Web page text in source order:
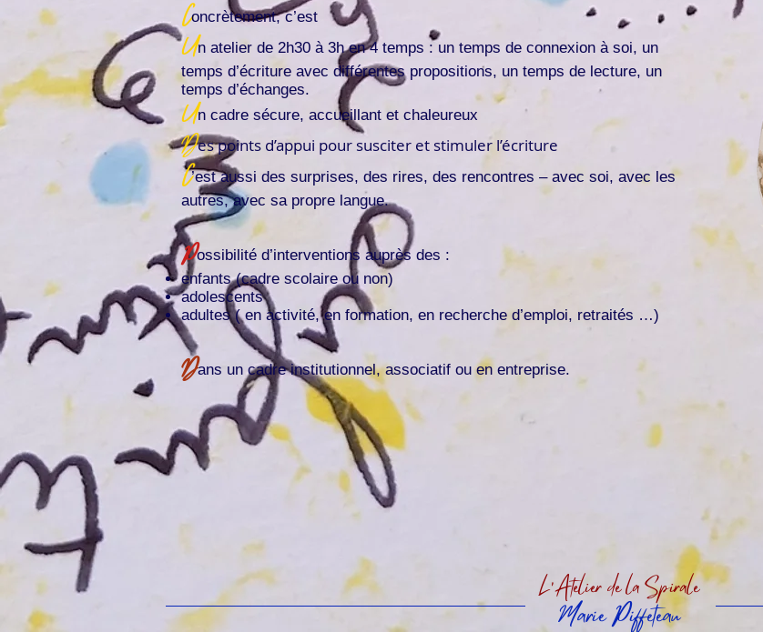
Concrètement, c’est
Un atelier de 2h30 à 3h en 4 temps : un temps de connexion à soi, un
temps d’écriture avec différentes propositions, un temps de lecture, un
temps d’échanges.
Un cadre sécure, accueillant et chaleureux
Des points d’appui pour susciter et stimuler l’écriture
C’est aussi des surprises, des rires, des rencontres – avec soi, avec les
autres, avec sa propre langue.
Possibilité d’interventions auprès des :
enfants (cadre scolaire ou non)
adolescents
adultes ( en activité, en formation, en recherche d’emploi, retraités …)
Dans un cadre institutionnel, associatif ou en entreprise.
L'Atelier de la Spirale
Marie Piffeteau